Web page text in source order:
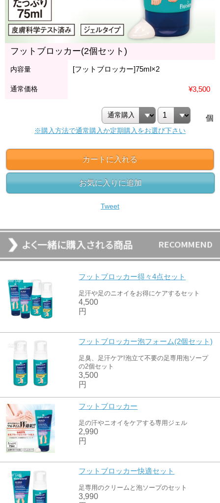
フットブロッカー(2個セット)
内容量 [フットブロッカー]75ml×2
通常価格 ¥3,500
個
※購入方法で通常購入か定期購入をお選び下さい
カートに入れる
お気に入りに追加
Tweet
フットブロッカー得々4点セット
足汗や足のニオイをお得にケアするセット
4,500
円
フットブロッカー泡フォーム(2個セット)
足臭、足汗ケア!泡立て不要の足専用泡ソープ
の2個セット
3,500
円
フットブロッカー
足の汗やニオイをケアする専用ジェル
2,990
円
フットブロッカー快適セット
足専用のクリームと泡ソープのセット
3,990